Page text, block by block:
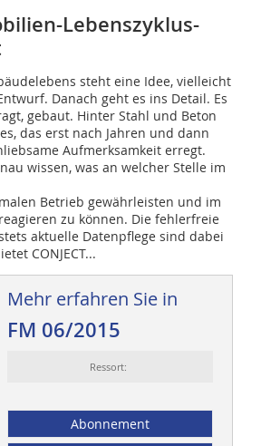
Lebenszyklus-
steht eine Idee, vielleicht
Danach geht es ins Detail. Es
gebaut. Hinter Stahl und Beton
das erst nach Jahren und dann
Aufmerksamkeit erregt.
wissen, was an welcher Stelle im
Betrieb gewährleisten und im
zu können. Die fehlerfreie
aktuelle Datenpflege sind dabei
CONJECT...
Mehr erfahren Sie in
FM 06/2015
Ressort:
Abonnement